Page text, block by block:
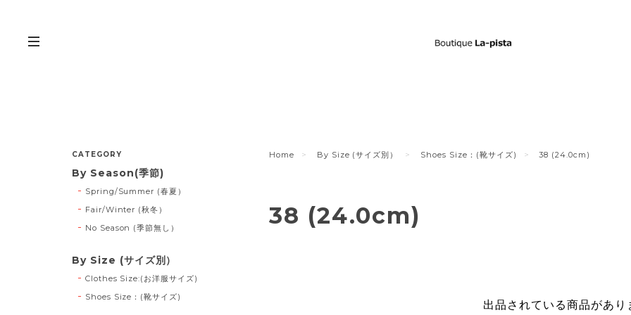
Home By Size (サイズ別） Shoes Size：(靴サイズ) 38 (24.0cm)
38 (24.0cm)
出品されている商品があり
CATEGORY
By Season(季節)
Spring/Summer (春夏）
Fair/Winter (秋冬）
No Season (季節無し）
By Size (サイズ別）
Clothes Size:(お洋服サイズ)
Shoes Size：(靴サイズ)